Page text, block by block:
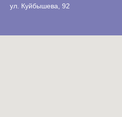
ул. Куйбышева, 92